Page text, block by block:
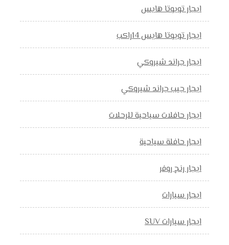
ايجار تويوتا هايس
ايجار تويوتا هايس 14راكب
ايجار جراند شيروكي
ايجار جيب جراند شيروكي
ايجار حافلات سياحية للرحلات
ايجار حافلة سياحية
ايجار رنج روفر
ايجار سيارات
ايجار سيارات SUV